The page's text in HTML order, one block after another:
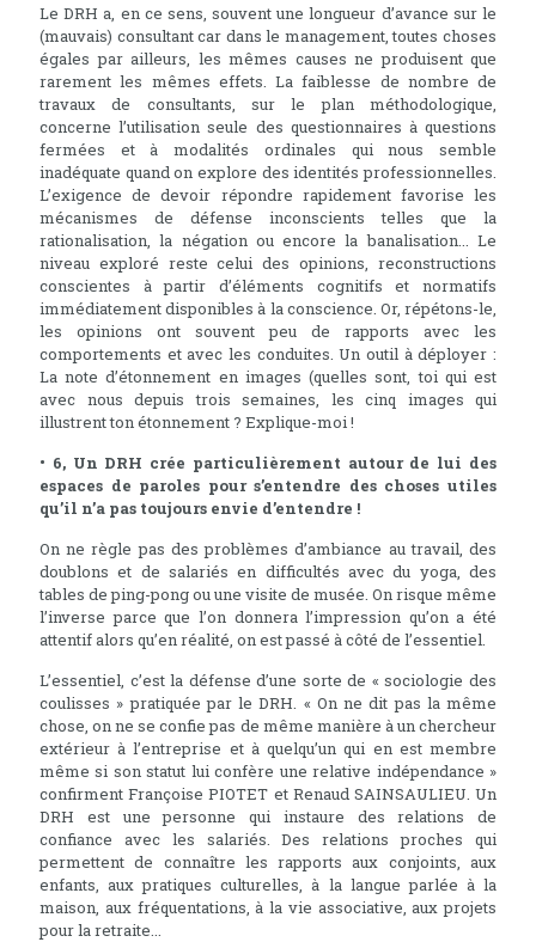
Le DRH a, en ce sens, souvent une longueur d’avance sur le
(mauvais) consultant car dans le management, toutes choses
égales par ailleurs, les mêmes causes ne produisent que
rarement les mêmes effets. La faiblesse de nombre de
travaux de consultants, sur le plan méthodologique,
concerne l’utilisation seule des questionnaires à questions
fermées et à modalités ordinales qui nous semble
inadéquate quand on explore des identités professionnelles.
L’exigence de devoir répondre rapidement favorise les
mécanismes de défense inconscients telles que la
rationalisation, la négation ou encore la banalisation... Le
niveau exploré reste celui des opinions, reconstructions
conscientes à partir d’éléments cognitifs et normatifs
immédiatement disponibles à la conscience. Or, répétons-le,
les opinions ont souvent peu de rapports avec les
comportements et avec les conduites. Un outil à déployer :
La note d’étonnement en images (quelles sont, toi qui est
avec nous depuis trois semaines, les cinq images qui
illustrent ton étonnement ? Explique-moi !
• 6, Un DRH crée particulièrement autour de lui des
espaces de paroles pour s’entendre des choses utiles
qu’il n’a pas toujours envie d’entendre !
On ne règle pas des problèmes d’ambiance au travail, des
doublons et de salariés en difficultés avec du yoga, des
tables de ping-pong ou une visite de musée. On risque même
l’inverse parce que l’on donnera l’impression qu’on a été
attentif alors qu’en réalité, on est passé à côté de l’essentiel.
L’essentiel, c’est la défense d’une sorte de « sociologie des
coulisses » pratiquée par le DRH. « On ne dit pas la même
chose, on ne se confie pas de même manière à un chercheur
extérieur à l’entreprise et à quelqu’un qui en est membre
même si son statut lui confère une relative indépendance »
confirment Françoise PIOTET et Renaud SAINSAULIEU. Un
DRH est une personne qui instaure des relations de
confiance avec les salariés. Des relations proches qui
permettent de connaître les rapports aux conjoints, aux
enfants, aux pratiques culturelles, à la langue parlée à la
maison, aux fréquentations, à la vie associative, aux projets
pour la retraite...